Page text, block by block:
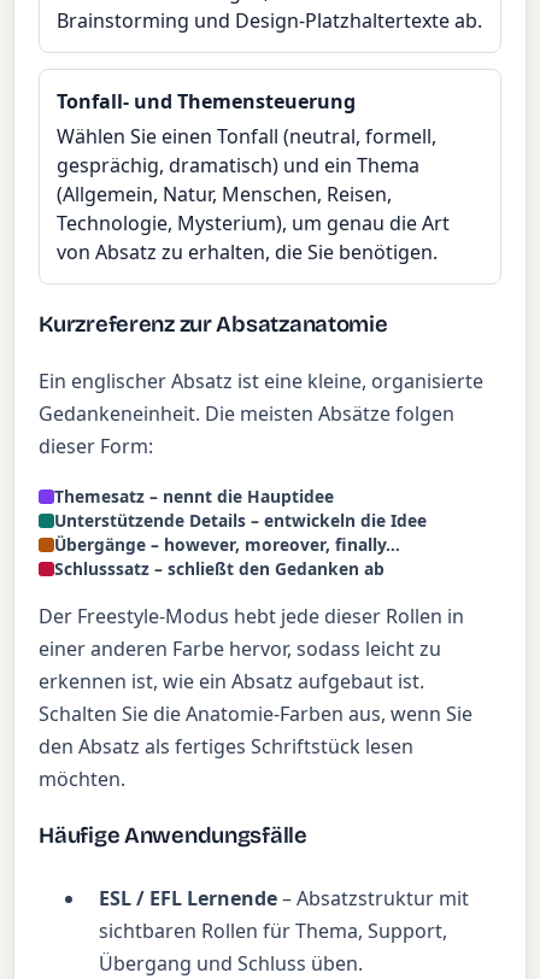
Brainstorming und Design-Platzhaltertexte ab.
Tonfall- und Themensteuerung
Wählen Sie einen Tonfall (neutral, formell,
gesprächig, dramatisch) und ein Thema
(Allgemein, Natur, Menschen, Reisen,
Technologie, Mysterium), um genau die Art
von Absatz zu erhalten, die Sie benötigen.
Kurzreferenz zur Absatzanatomie
Ein englischer Absatz ist eine kleine, organisierte
Gedankeneinheit. Die meisten Absätze folgen
dieser Form:
Themesatz – nennt die Hauptidee
Unterstützende Details – entwickeln die Idee
Übergänge – however, moreover, finally…
Schlusssatz – schließt den Gedanken ab
Der Freestyle-Modus hebt jede dieser Rollen in
einer anderen Farbe hervor, sodass leicht zu
erkennen ist, wie ein Absatz aufgebaut ist.
Schalten Sie die Anatomie-Farben aus, wenn Sie
den Absatz als fertiges Schriftstück lesen
möchten.
Häufige Anwendungsfälle
ESL / EFL Lernende– Absatzstruktur mit
sichtbaren Rollen für Thema, Support,
Übergang und Schluss üben.